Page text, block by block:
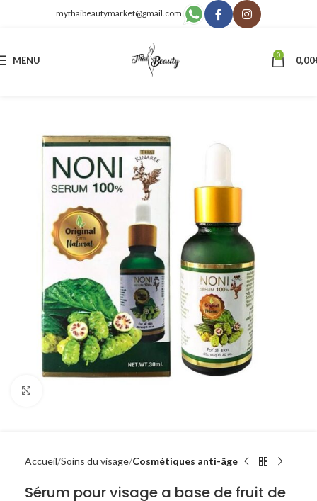
mythaibeautymarket@gmail.com
MENU 0 0,00
Accueil Soins du visage Cosmétiques anti-âge
Sérum pour visage a base de fruit de